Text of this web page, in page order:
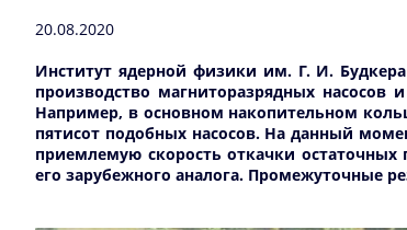
20.08.2020
Институт ядерной физики им. Г. И.
производство магниторазрядных насосов
Например, в основном накопительном
пятисот подобных насосов. На данный
приемлемую скорость откачки остаточных
его зарубежного аналога. Промежуточные